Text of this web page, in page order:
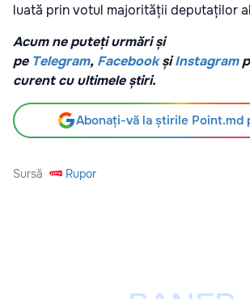
luată prin votul majorității deputaților
Acum ne puteți urmări și
pe Telegram, Facebook șiInstagram
curent cu ultimele știri.
Abonați-vă la știrile Point.md
Sursă Rupor